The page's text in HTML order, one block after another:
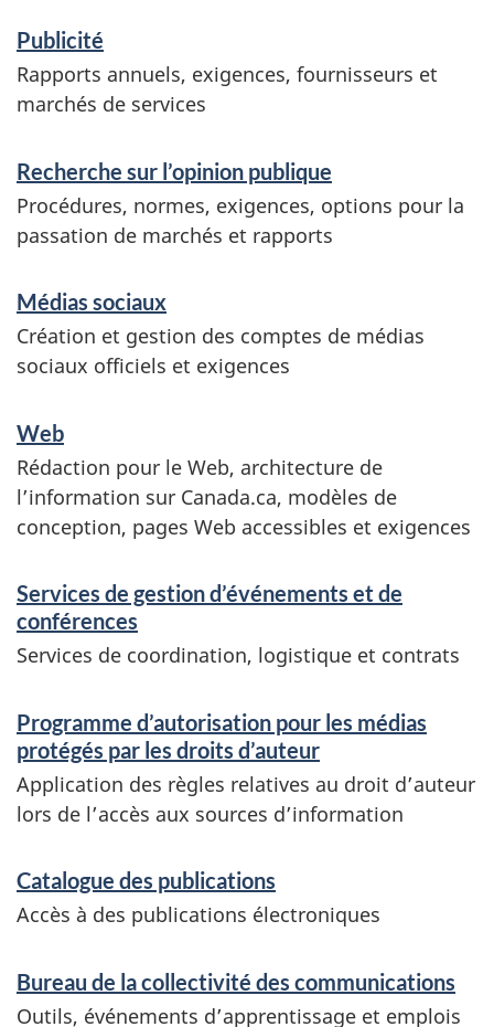
c
e
e
t
r
e
n
s
e
i
g
n
e
m
e
t
s
l
s
p
l
u
Publicité
Rapports annuels, exigences, fournisseurs et
marchés de services
Recherche sur l’opinion publique
Procédures, normes, exigences, options pour la
passation de marchés et rapports
Médias sociaux
Création et gestion des comptes de médias
sociaux officiels et exigences
Web
Rédaction pour le Web, architecture de
l’information sur Canada.ca, modèles de
conception, pages Web accessibles et exigences
Services de gestion d’événements et de
conférences
Services de coordination, logistique et contrats
Programme d’autorisation pour les médias
protégés par les droits d’auteur
Application des règles relatives au droit d’auteur
lors de l’accès aux sources d’information
Catalogue des publications
Accès à des publications électroniques
Bureau de la collectivité des communications
Outils, événements d’apprentissage et emplois